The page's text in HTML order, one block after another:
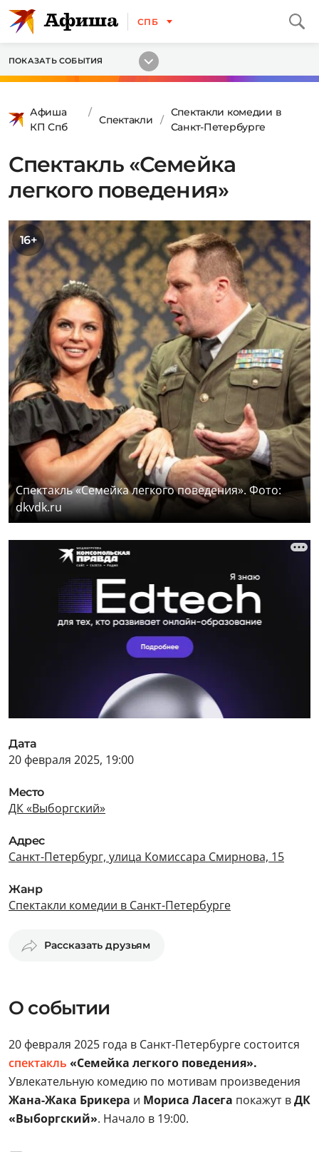
СПБ
ПОКАЗАТЬ СОБЫТИЯ
Афиша
КП Спб
Спектакли
Спектакли комедии в
Санкт-Петербурге
Спектакль «Семейка
легкого поведения»
16+
Спектакль «Семейка легкого поведения». Фото:
dkvdk.ru
Дата
20 февраля 2025, 19:00
Место
ДК «Выборгский»
Адрес
Санкт-Петербург, улица Комиссара Смирнова, 15
Жанр
Спектакли комедии в Санкт-Петербурге
Рассказать друзьям
О событии
20 февраля 2025 года в Санкт-Петербурге состоится
спектакль «Семейка легкого поведения».
Увлекательную комедию по мотивам произведения
Жана-Жака Брикера и Мориса Ласега покажут вДК
«Выборгский». Начало в 19:00.